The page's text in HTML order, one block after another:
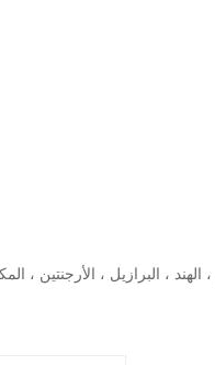
، البرازيل ، الأرجنتين ،